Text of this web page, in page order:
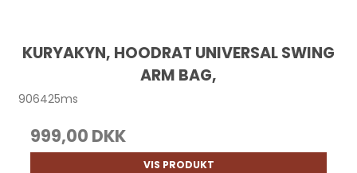
KURYAKYN, HOODRAT UNIVERSAL SWING
ARM BAG,
906425ms
999,00 DKK
VIS PRODUKT